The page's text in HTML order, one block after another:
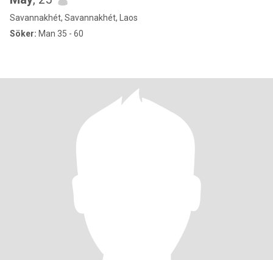
Savannakhét, Savannakhét, Laos
Söker: Man 35 - 60